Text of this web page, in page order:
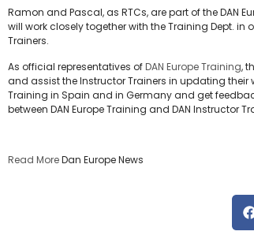
Ramon and Pascal, as RTCs, are part of the DAN
will work closely together with the Training Dept. in
Trainers.
As official representatives ofDAN Europe Training,
and assist the Instructor Trainers in updating their
Training in Spain and in Germany and get
between DAN Europe Training and DAN Instructor
Read MoreDan Europe News